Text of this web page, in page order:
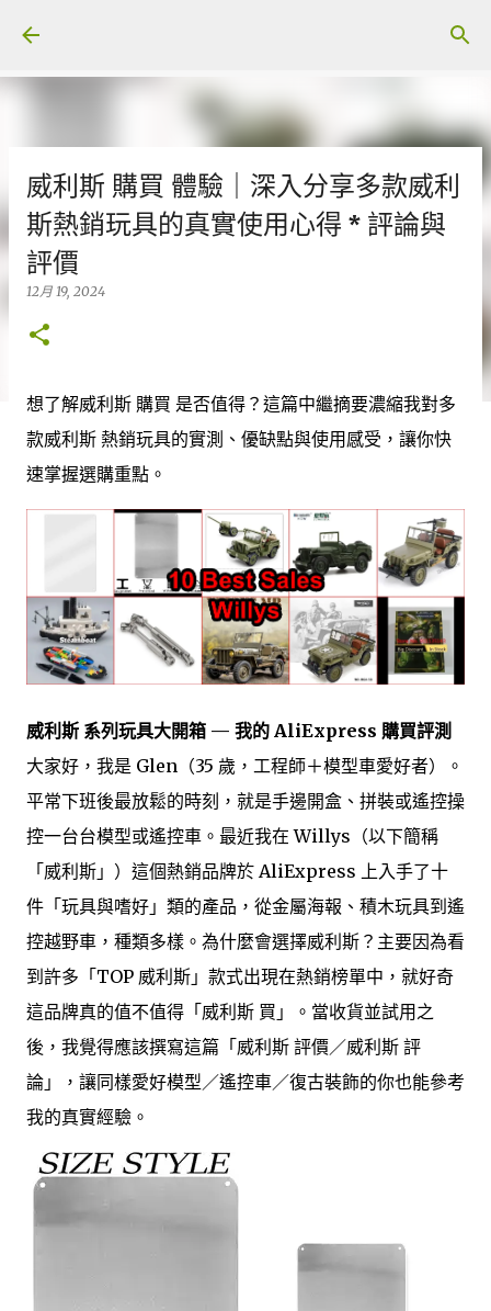
威利斯 購買 體驗｜深入分享多款威利
斯熱銷玩具的真實使用心得 * 評論與
評價
12月 19, 2024
想了解威利斯 購買 是否值得？這篇中繼摘要濃縮我對多
款威利斯 熱銷玩具的實測、優缺點與使用感受，讓你快
速掌握選購重點。
威利斯 系列玩具大開箱 — 我的 AliExpress 購買評測
大家好，我是 Glen（35 歲，工程師＋模型車愛好者）。
平常下班後最放鬆的時刻，就是手邊開盒、拼裝或遙控操
控一台台模型或遙控車。最近我在 Willys（以下簡稱
「威利斯」）這個熱銷品牌於 AliExpress 上入手了十
件「玩具與嗜好」類的產品，從金屬海報、積木玩具到遙
控越野車，種類多樣。為什麼會選擇威利斯？主要因為看
到許多「TOP 威利斯」款式出現在熱銷榜單中，就好奇
這品牌真的值不值得「威利斯 買」。當收貨並試用之
後，我覺得應該撰寫這篇「威利斯 評價／威利斯 評
論」，讓同樣愛好模型／遙控車／復古裝飾的你也能參考
我的真實經驗。